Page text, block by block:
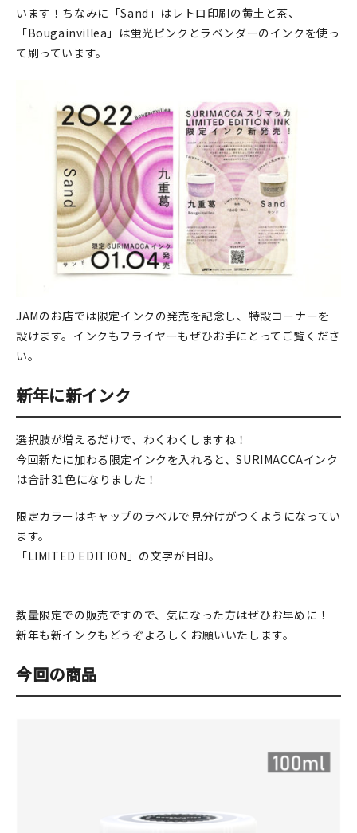
います！ちなみに「Sand」はレトロ印刷の黄土と茶、
「Bougainvillea」は蛍光ピンクとラベンダーのインクを使っ
て刷っています。
JAMのお店では限定インクの発売を記念し、特設コーナーを
設けます。インクもフライヤーもぜひお手にとってご覧くださ
い。
新年に新インク
選択肢が増えるだけで、わくわくしますね！
今回新たに加わる限定インクを入れると、SURIMACCAインク
は合計31色になりました！
限定カラーはキャップのラベルで見分けがつくようになってい
ます。
「LIMITED EDITION」の文字が目印。
数量限定での販売ですので、気になった方はぜひお早めに！
新年も新インクもどうぞよろしくお願いいたします。
今回の商品